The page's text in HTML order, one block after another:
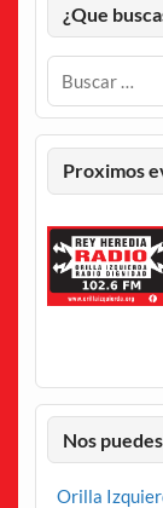
¿Que
Proximos
Nos
Orilla